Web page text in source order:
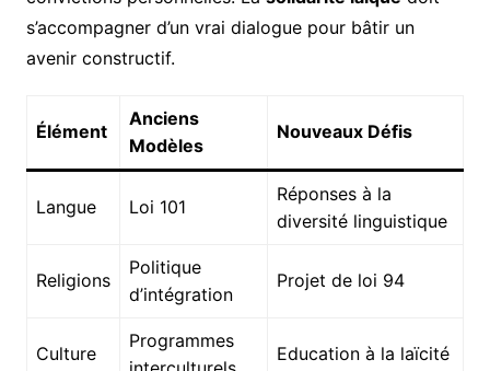
s’accompagner d’un vrai dialogue pour bâtir un
avenir constructif.
Élément
Anciens
Modèles
Nouveaux Défis
Langue Loi 101
Réponses à la
diversité linguistique
Religions
Politique
d’intégration
Projet de loi 94
Culture
Programmes
Education à la laïcité